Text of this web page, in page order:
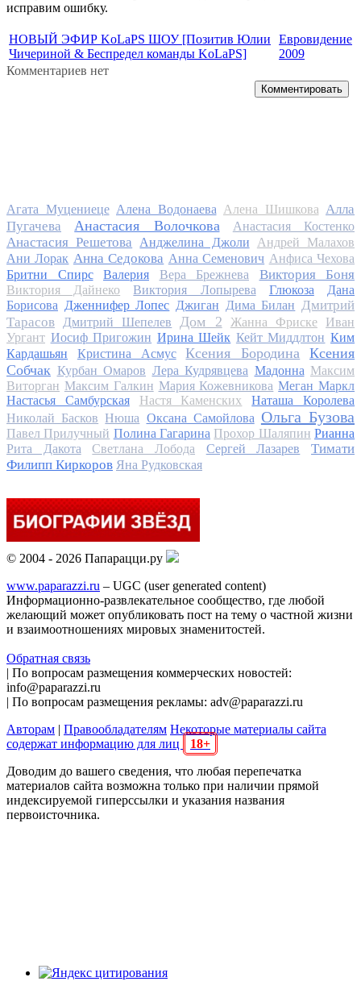
исправим ошибку.
НОВЫЙ ЭФИР KoLaPS ШОУ [Позитив Юлии
Чичериной & Беспредел команды KoLaPS]
Евровидение
2009
Комментариев нет
Комментировать
Агата Муцениеце Алена Водонаева Алена Шишкова Алла
Пугачева
Анастасия Волочкова Анастасия Костенко
Анастасия Решетова Анджелина Джоли
Андрей Малахов
Ани Лорак Анна Седокова Анна Семенович Анфиса Чехова
Бритни Спирс
Валерия Вера Брежнева Виктория Боня
Виктория Дайнеко Виктория Лопырева Глюкоза
Дана
Борисова Дженнифер Лопес Джиган Дима Билан Дмитрий
Тарасов
Дмитрий Шепелев Дом 2 Жанна Фриске
Иван
Ургант Иосиф Пригожин Ирина Шейк Кейт Миддлтон Ким
Кардашьян
Кристина Асмус Ксения Бородина
Ксения
Собчак Курбан Омаров Лера Кудрявцева Мадонна Максим
Виторган Максим Галкин Мария Кожевникова Меган Маркл
Настасья Самбурская
Настя Каменских
Наташа Королева
Николай Басков Нюша Оксана Самойлова Ольга Бузова
Павел Прилучный Полина Гагарина Прохор Шаляпин Рианна
Рита Дакота
Светлана Лобода Сергей Лазарев
Тимати
Филипп Киркоров Яна Рудковская
© 2004 - 2026 Папарацци.ру
www.paparazzi.ru – UGC (user generated content)
Информационно-развлекательное сообщество, где любой
желающий может опубликовать пост на тему о частной жизни
и взаимоотношениях мировых знаменитостей.
Обратная связь
| По вопросам размещения коммерческих новостей:
info@paparazzi.ru
| По вопросам размещения рекламы: adv@paparazzi.ru
Авторам | Правообладателям Некоторые материалы сайта
содержат информацию для лиц
18+
Доводим до вашего сведения, что любая перепечатка
материалов сайта возможна только при наличии прямой
индексируемой гиперссылки и указания названия
первоисточника.